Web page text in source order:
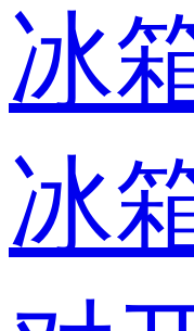
冰
冰